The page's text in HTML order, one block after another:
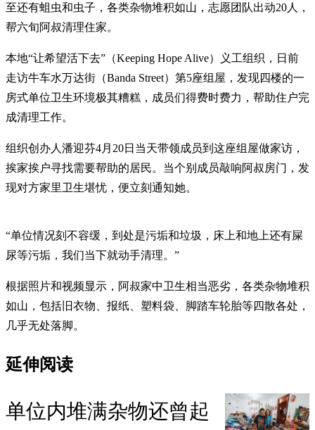
至还有蛆虫和虫子，各类杂物堆积如山，志愿团队出动20人，
帮六旬阿叔清理住家。
本地“让希望活下去”（Keeping Hope Alive）义工组织，日前
走访牛车水万达街（Banda Street）第5座组屋，发现四楼的一
房式单位卫生环境极其糟糕，成员们得费时费力，帮助住户完
成清理工作。
组织创办人潘迎芬4月20日当天带领成员到这座组屋做家访，
挨家挨户寻找需要帮助的居民。当个别成员敲响阿叔房门，发
现对方家里卫生堪忧，便立刻通知她。
“单位情况刻不容缓，到处是污垢和垃圾，床上和地上还有屎
尿等污垢，我们当下就动手清理。”
根据照片和视频显示，阿叔家中卫生相当恶劣，各类杂物堆积
如山，包括旧衣物、报纸、塑料袋、脚踏车轮胎等四散各处，
几乎无处落脚。
延伸阅读
单位内堆满杂物还曾起